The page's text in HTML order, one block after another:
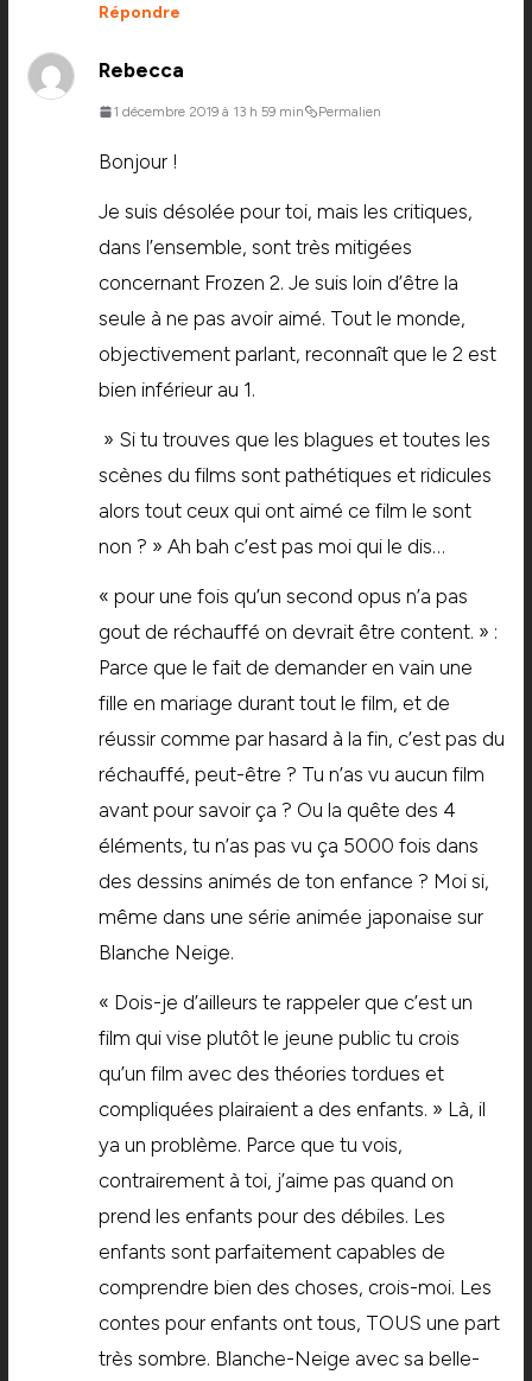
Répondre
Rebecca
1 décembre 2019 à 13 h 59 min Permalien
Bonjour !
Je suis désolée pour toi, mais les critiques,
dans l’ensemble, sont très mitigées
concernant Frozen 2. Je suis loin d’être la
seule à ne pas avoir aimé. Tout le monde,
objectivement parlant, reconnaît que le 2 est
bien inférieur au 1.
» Si tu trouves que les blagues et toutes les
scènes du films sont pathétiques et ridicules
alors tout ceux qui ont aimé ce film le sont
non ? » Ah bah c’est pas moi qui le dis…
« pour une fois qu’un second opus n’a pas
gout de réchauffé on devrait être content. » :
Parce que le fait de demander en vain une
fille en mariage durant tout le film, et de
réussir comme par hasard à la fin, c’est pas du
réchauffé, peut-être ? Tu n’as vu aucun film
avant pour savoir ça ? Ou la quête des 4
éléments, tu n’as pas vu ça 5000 fois dans
des dessins animés de ton enfance ? Moi si,
même dans une série animée japonaise sur
Blanche Neige.
« Dois-je d’ailleurs te rappeler que c’est un
film qui vise plutôt le jeune public tu crois
qu’un film avec des théories tordues et
compliquées plairaient a des enfants. » Là, il
ya un problème. Parce que tu vois,
contrairement à toi, j’aime pas quand on
prend les enfants pour des débiles. Les
enfants sont parfaitement capables de
comprendre bien des choses, crois-moi. Les
contes pour enfants ont tous, TOUS une part
très sombre. Blanche-Neige avec sa belle-